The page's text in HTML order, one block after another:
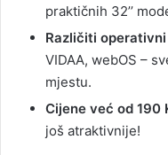
praktičnih 32’’
Različiti
VIDAA, webOS –
mjestu.
Cijene već od 190
još atraktivnije!